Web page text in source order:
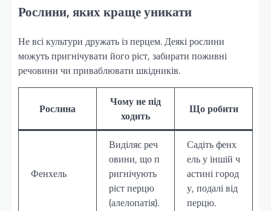
Рослини, яких краще уникати
Не всі культури дружать із перцем. Деякі рослини
можуть пригнічувати його ріст, забирати поживні
речовини чи приваблювати шкідників.
Рослина
Чому не під
ходить
Що робити
Фенхель
Виділяє реч
овини, що п
ригнічують
ріст перцю
(алелопатія).
Садіть фенх
ель у іншій ч
астині город
у, подалі від
перцю.